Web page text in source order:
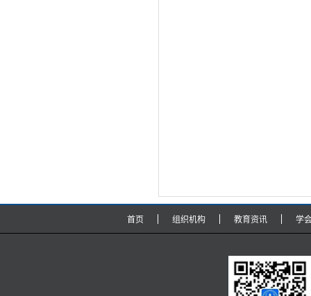
首页 组织机构 教育资讯 学